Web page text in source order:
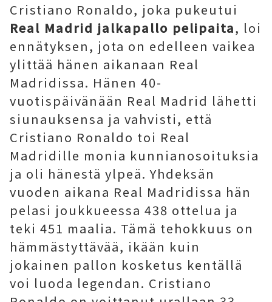
Cristiano Ronaldo, joka pukeutui
Real Madrid jalkapallo pelipaita, loi
ennätyksen, jota on edelleen vaikea
ylittää hänen aikanaan Real
Madridissa. Hänen 40-
vuotispäivänään Real Madrid lähetti
siunauksensa ja vahvisti, että
Cristiano Ronaldo toi Real
Madridille monia kunnianosoituksia
ja oli hänestä ylpeä. Yhdeksän
vuoden aikana Real Madridissa hän
pelasi joukkueessa 438 ottelua ja
teki 451 maalia. Tämä tehokkuus on
hämmästyttävää, ikään kuin
jokainen pallon kosketus kentällä
voi luoda legendan. Cristiano